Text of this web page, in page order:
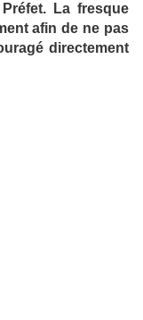
La fresque
afin de ne pas
directement